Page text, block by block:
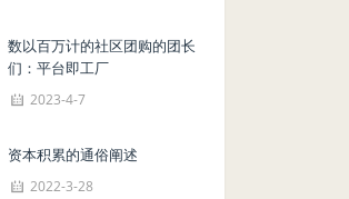
数以百万计的社区团购的团长
们：平台即工厂
2023-4-7
资本积累的通俗阐述
2022-3-28